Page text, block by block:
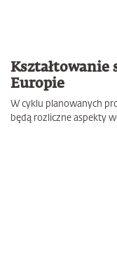
Kształtowanie
Europie
W cyklu planowanych
będą rozliczne aspekty